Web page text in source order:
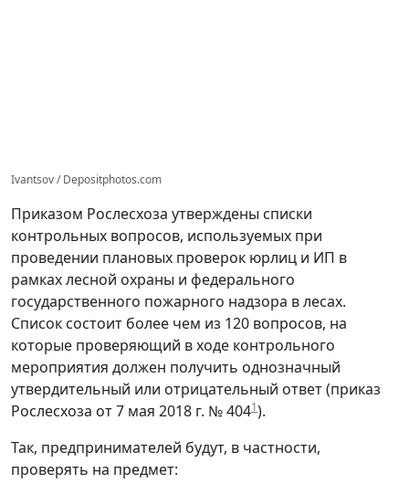
Ivantsov / Depositphotos.com
Приказом Рослесхоза утверждены списки
контрольных вопросов, используемых при
проведении плановых проверок юрлиц и ИП в
рамках лесной охраны и федерального
государственного пожарного надзора в лесах.
Список состоит более чем из 120 вопросов, на
которые проверяющий в ходе контрольного
мероприятия должен получить однозначный
утвердительный или отрицательный ответ (приказ
Рослесхоза от 7 мая 2018 г. № 4041).
Так, предпринимателей будут, в частности,
проверять на предмет: